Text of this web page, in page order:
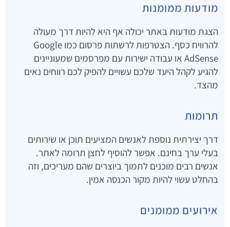
מודעות ממומנות
הצגת מודעות באתר יכולה אף היא להיות דרך מעולה
להרוויח כסף. הצטרפות לרשתות פרסום כמו Google
AdSense או עבודה ישירות עם מפרסמים שמעוניינים
להגיע לקהל היעד שלכם עשויים להפיק לכם רווחים נאים
מהצד.
תרומות
דרך יצירתית נוספת לאנשים המציעים תוכן או שירותים
בעלי ערך בחינם. אפשר להוסיף לחצן תרומה לאתר.
אנשים רבים מוכנים לתמוך ביוצרים שהם מעריכים, וזה
בהחלט עשוי להיות מקור הכנסה אמין.
אירועים ממומנים